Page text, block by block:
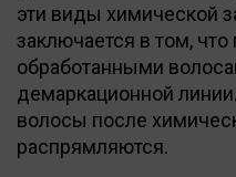
эти виды химической
заключается в том,
обработанными
демаркационной
волосы после
распрямляются.